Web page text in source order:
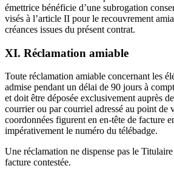
émettrice bénéficie d’une subrogation
visés à l’article II pour le recouvrement
créances issues du présent contrat.
XI. Réclamation amiable
Toute réclamation amiable concernant les
admise pendant un délai de 90 jours à
et doit être déposée exclusivement auprès
courrier ou par courriel adressé au point de
coordonnées figurent en en-tête de facture
impérativement le numéro du télébadge.
Une réclamation ne dispense pas le
facture contestée.